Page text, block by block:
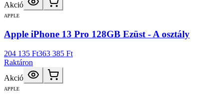
Akció
APPLE
Apple iPhone 13 Pro 128GB Ezüst - A osztály
204 135 Ft363 385 Ft
Raktáron
Akció
APPLE